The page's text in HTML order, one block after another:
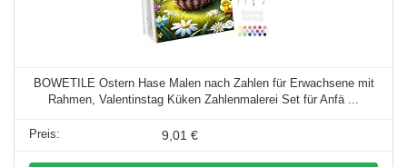
BOWETILE Ostern Hase Malen nach Zahlen für Erwachsene mit
Rahmen, Valentinstag Küken Zahlenmalerei Set für Anfä ...
9,01 €